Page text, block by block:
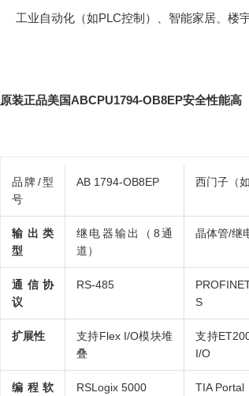
工业自动化（如PLC控制）、智能家居、楼
原装正品美国ABCPU1794-OB8EP安全性能高
品牌/型
号
AB 1794-OB8EP 西门子（
输出类
型
继电器输出（8通
道）
晶体管/继
通信协
议
RS-485
S
扩展性
支持Flex I/O模块堆
叠
支持
I/O
编程软
RSLogix 5000 TIA Portal